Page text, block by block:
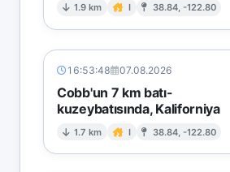
1.9 km I 38.84, -122.80
16:53:48 07.08.2026
Cobb'un 7 km batı-
kuzeybatısında, Kaliforniya
1.7 km I 38.84, -122.80